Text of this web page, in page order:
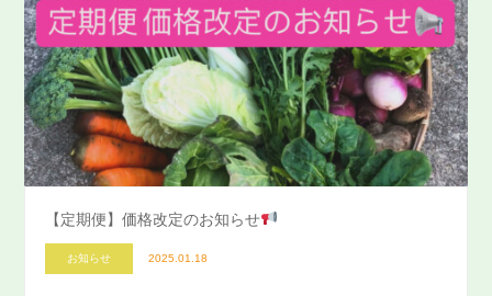
【定期便】価格改定のお知らせ
お知らせ 2025.01.18